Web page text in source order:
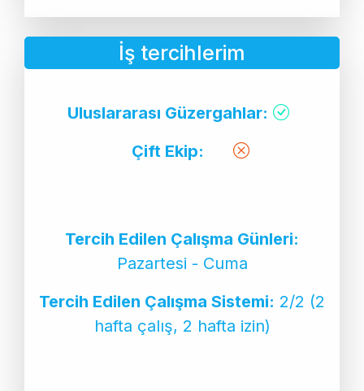
İş tercihlerim
Uluslararası Güzergahlar:
Çift Ekip:
Tercih Edilen Çalışma Günleri:
Pazartesi - Cuma
Tercih Edilen Çalışma Sistemi: 2/2 (2
hafta çalış, 2 hafta izin)